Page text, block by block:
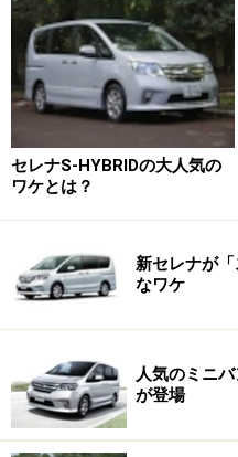
セレナS-HYBRIDの大人気の
ワケとは？
新セレナが「
なワケ
人気のミニ
が登場